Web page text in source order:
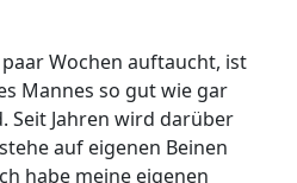
Wochen auftaucht, ist
Mannes so gut wie gar
Seit Jahren wird darüber
auf eigenen Beinen
habe meine eigenen